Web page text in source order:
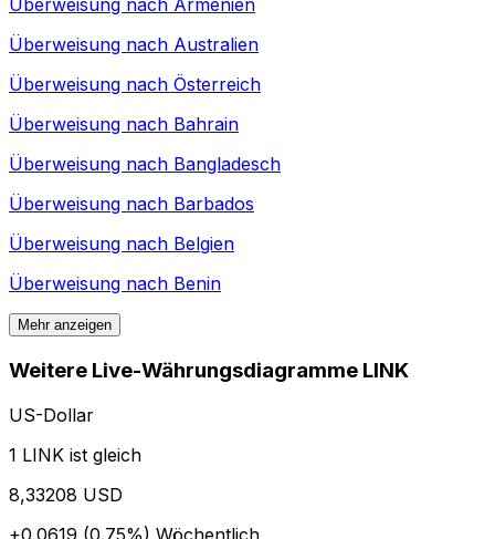
Überweisung nach Armenien
Überweisung nach Australien
Überweisung nach Österreich
Überweisung nach Bahrain
Überweisung nach Bangladesch
Überweisung nach Barbados
Überweisung nach Belgien
Überweisung nach Benin
Mehr anzeigen
Weitere Live-Währungsdiagramme LINK
US-Dollar
1 LINK ist gleich
8,33208 USD
+0.0619 (0.75%) Wöchentlich